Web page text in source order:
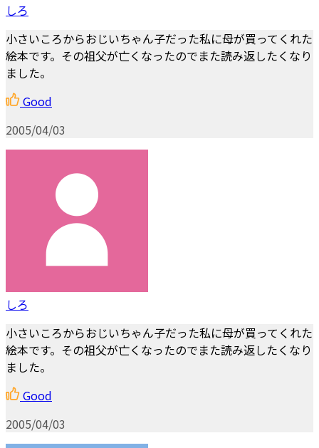
しろ
小さいころからおじいちゃん子だった私に母が買ってくれた
絵本です。その祖父が亡くなったのでまた読み返したくなり
ました。
Good
2005/04/03
しろ
小さいころからおじいちゃん子だった私に母が買ってくれた
絵本です。その祖父が亡くなったのでまた読み返したくなり
ました。
Good
2005/04/03